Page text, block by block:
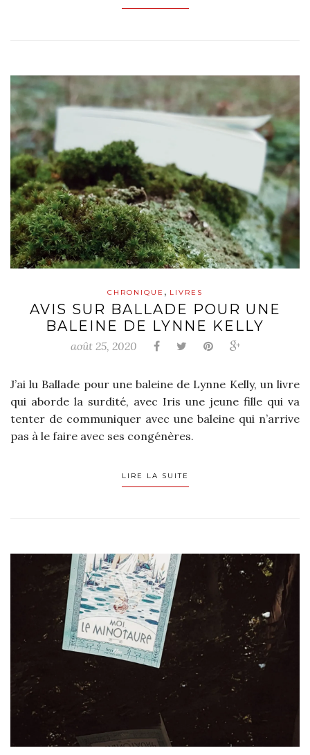
CHRONIQUE , LIVRES
AVIS SUR BALLADE POUR UNE
BALEINE DE LYNNE KELLY
août 25, 2020
J’ai lu Ballade pour une baleine de Lynne Kelly, un livre
qui aborde la surdité, avec Iris une jeune fille qui va
tenter de communiquer avec une baleine qui n’arrive
pas à le faire avec ses congénères.
LIRE LA SUITE